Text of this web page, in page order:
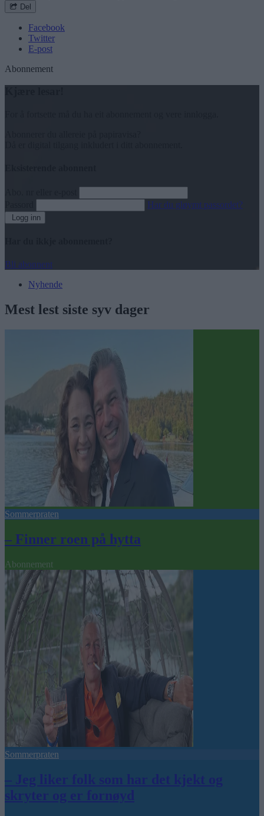
Del
Facebook
Twitter
E-post
Abonnement
Har du gløymt passordet?
Logg inn
Bli abonnent
Nyhende
Mest lest siste syv dager
Sommerpraten
– Finner roen på hytta
Abonnement
Sommerpraten
– Jeg liker folk som har det kjekt og
skryter og er fornøyd